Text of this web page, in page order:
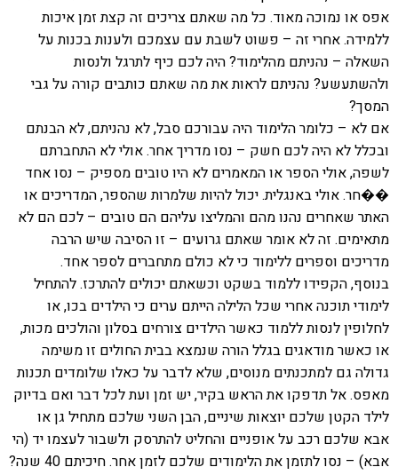
אפס או נמוכה מאוד. כל מה שאתם צריכים זה קצת זמן איכות
ללמידה. אחרי זה – פשוט לשבת עם עצמכם ולענות בכנות על
השאלה – נהניתם מהלימוד? היה לכם כיף לתרגל ולנסות
ולהשתעשע? נהניתם לראות את מה שאתם כותבים קורה על גבי
המסך?
אם לא – כלומר הלימוד היה עבורכם סבל, לא נהניתם, לא הבנתם
ובכלל לא היה לכם חשק – נסו מדריך אחר. אולי לא התחברתם
לשפה, אולי הספר או המאמרים לא היו טובים מספיק – נסו אחד
��חר. אולי באנגלית. יכול להיות שלמרות שהספר, המדריכים או
האתר שאחרים נהנו מהם והמליצו עליהם הם טובים – לכם הם לא
מתאימים. זה לא אומר שאתם גרועים – זו הסיבה שיש הרבה
מדריכים וספרים ללימוד כי לא כולם מתחברים לספר אחד.
בנוסף, הקפידו ללמוד בשקט וכשאתם יכולים להתרכז. להתחיל
לימודי תוכנה אחרי שכל הלילה הייתם ערים כי הילדים בכו, או
לחלופין לנסות ללמוד כאשר הילדים צורחים בסלון והולכים מכות,
או כאשר מודאגים בגלל הורה שנמצא בבית החולים זו משימה
גדולה גם למתכנתים מנוסים, שלא לדבר על כאלו שלומדים תכנות
מאפס. אל תדפקו את הראש בקיר, יש זמן ועת לכל דבר ואם בדיוק
לילד הקטן שלכם יוצאות שיניים, הבן השני שלכם מתחיל גן או
אבא שלכם רכב על אופניים והחליט להתרסק ולשבור לעצמו יד (הי
אבא) – נסו לתזמן את הלימודים שלכם לזמן אחר. חיכיתם 40 שנה?